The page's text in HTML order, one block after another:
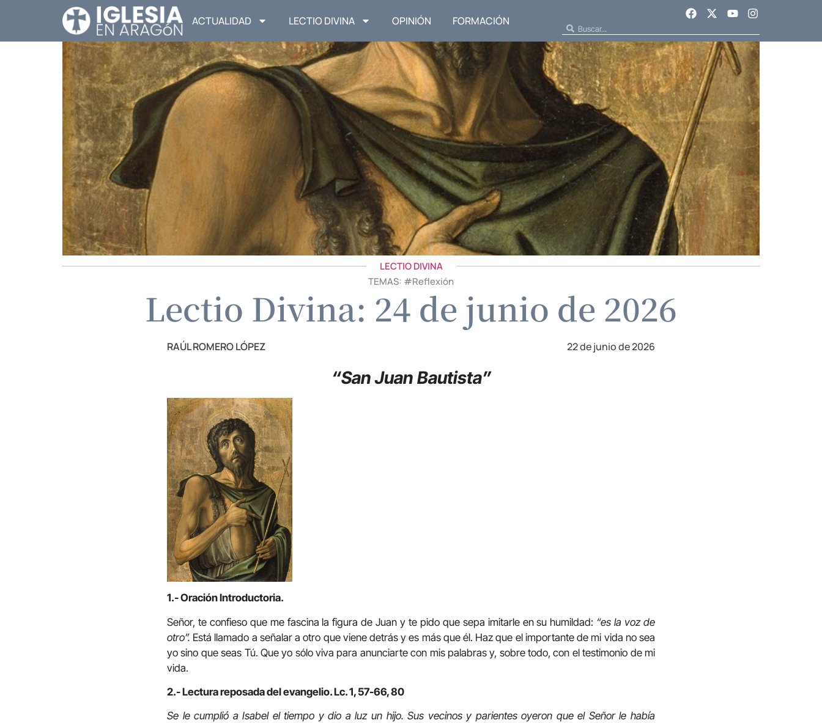
ACTUALIDAD LECTIO DIVINA OPINIÓN FORMACIÓN
LECTIO DIVINA
TEMAS: #Reflexión
Lectio Divina: 24 de junio de 2026
RAÚL ROMERO LÓPEZ 22 de junio de 2026
“San Juan Bautista”
1.- Oración Introductoria.
Señor, te confieso que me fascina la figura de Juan y te pido que sepa imitarle en su humildad: “es la voz de
otro”. Está llamado a señalar a otro que viene detrás y es más que él. Haz que el importante de mi vida no sea
yo sino que seas Tú. Que yo sólo viva para anunciarte con mis palabras y, sobre todo, con el testimonio de mi
vida.
2.- Lectura reposada del evangelio. Lc. 1, 57-66, 80
Se le cumplió a Isabel el tiempo y dio a luz un hijo. Sus vecinos y parientes oyeron que el Señor le había